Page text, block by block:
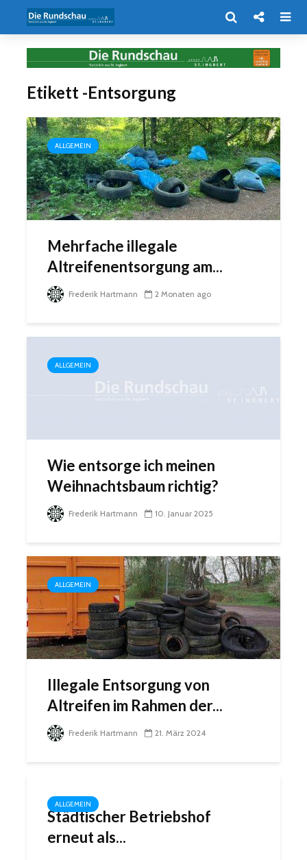
Etikett -Entsorgung
ALLGEMEIN
Mehrfache illegale
Altreifenentsorgung am...
Frederik Hartmann 2 Monaten ago
ALLGEMEIN
Wie entsorge ich meinen
Weihnachtsbaum richtig?
Frederik Hartmann 10. Januar 2025
ALLGEMEIN
Illegale Entsorgung von
Altreifen im Rahmen der...
Frederik Hartmann 21. März 2024
ALLGEMEIN
Städtischer Betriebshof
erneut als...